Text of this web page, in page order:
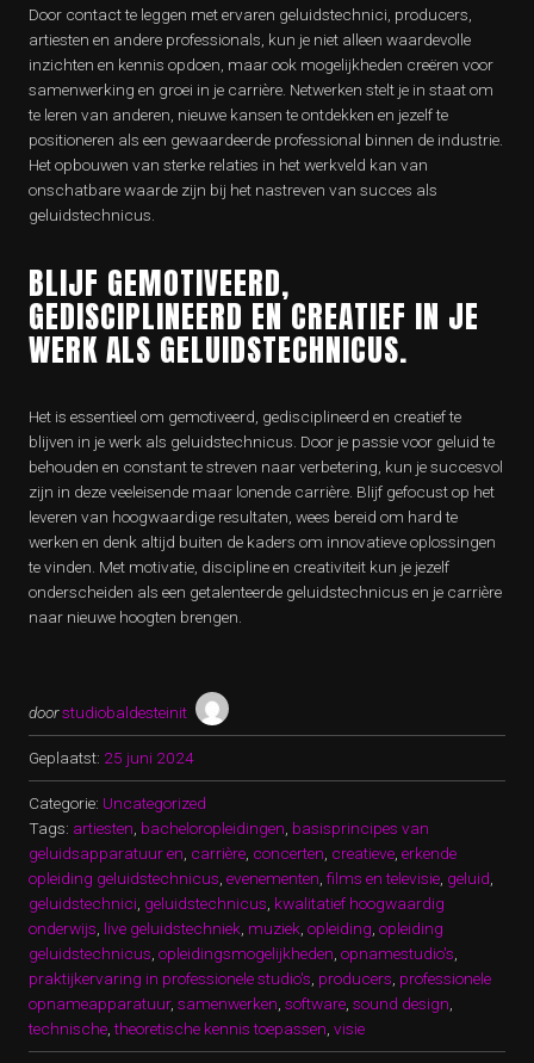
Door contact te leggen met ervaren geluidstechnici, producers,
artiesten en andere professionals, kun je niet alleen waardevolle
inzichten en kennis opdoen, maar ook mogelijkheden creëren voor
samenwerking en groei in je carrière. Netwerken stelt je in staat om
te leren van anderen, nieuwe kansen te ontdekken en jezelf te
positioneren als een gewaardeerde professional binnen de industrie.
Het opbouwen van sterke relaties in het werkveld kan van
onschatbare waarde zijn bij het nastreven van succes als
geluidstechnicus.
BLIJF GEMOTIVEERD,
GEDISCIPLINEERD EN CREATIEF IN JE
WERK ALS GELUIDSTECHNICUS.
Het is essentieel om gemotiveerd, gedisciplineerd en creatief te
blijven in je werk als geluidstechnicus. Door je passie voor geluid te
behouden en constant te streven naar verbetering, kun je succesvol
zijn in deze veeleisende maar lonende carrière. Blijf gefocust op het
leveren van hoogwaardige resultaten, wees bereid om hard te
werken en denk altijd buiten de kaders om innovatieve oplossingen
te vinden. Met motivatie, discipline en creativiteit kun je jezelf
onderscheiden als een getalenteerde geluidstechnicus en je carrière
naar nieuwe hoogten brengen.
doorstudiobaldesteinit
Geplaatst: 25 juni 2024
Categorie: Uncategorized
Tags: artiesten bacheloropleidingen basisprincipes van
geluidsapparatuur en carrière concerten creatieve erkende
opleiding geluidstechnicus evenementen films en televisie geluid
geluidstechnici geluidstechnicus kwalitatief hoogwaardig
onderwijs live geluidstechniek muziek opleiding opleiding
geluidstechnicus opleidingsmogelijkheden opnamestudio's
praktijkervaring in professionele studio's producers professionele
opnameapparatuur, samenwerken software sound design
technische ,theoretische kennis toepassen visie